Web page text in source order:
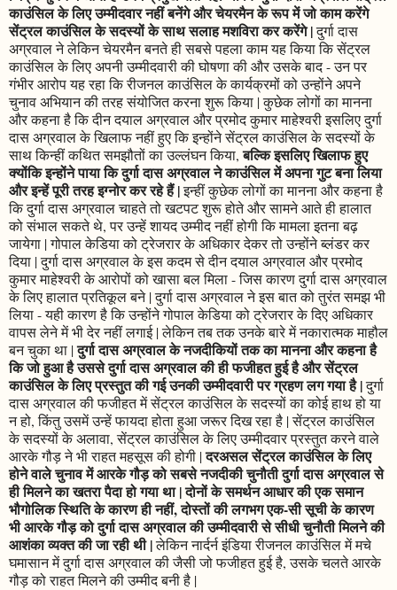
काउंसिल के लिए उम्मीदवार नहीं बनेंगे और चेयरमैन के रूप में जो काम करेंगे
सेंट्रल काउंसिल के सदस्यों के साथ सलाह मशविरा कर करेंगे |दुर्गा दास
अग्रवाल ने लेकिन चेयरमैन बनते ही सबसे पहला काम यह किया कि सेंट्रल
काउंसिल के लिए अपनी उम्मीदवारी की घोषणा की और उसके बाद - उन पर
गंभीर आरोप यह रहा कि रीजनल काउंसिल के कार्यक्रमों को उन्होंने अपने
चुनाव अभियान की तरह संयोजित करना शुरू किया | कुछेक लोगों का मानना
और कहना है कि दीन दयाल अग्रवाल और प्रमोद कुमार माहेश्वरी इसलिए दुर्गा
दास अग्रवाल के खिलाफ नहीं हुए कि इन्होंने सेंट्रल काउंसिल के सदस्यों के
साथ किन्हीं कथित समझौतों का उल्लंघन किया,बल्कि इसलिए खिलाफ हुए
क्योंकि इन्होंने पाया कि दुर्गा दास अग्रवाल ने काउंसिल में अपना गुट बना लिया
और इन्हें पूरी तरह इग्नोर कर रहे हैं |इन्हीं कुछेक लोगों का मानना और कहना है
कि दुर्गा दास अग्रवाल चाहते तो खटपट शुरू होते और सामने आते ही हालात
को संभाल सकते थे, पर उन्हें शायद उम्मीद नहीं होगी कि मामला इतना बढ़
जायेगा | गोपाल केडिया को ट्रेजरार के अधिकार देकर तो उन्होंने ब्लंडर कर
दिया | दुर्गा दास अग्रवाल के इस कदम से दीन दयाल अग्रवाल और प्रमोद
कुमार माहेश्वरी के आरोपों को खासा बल मिला - जिस कारण दुर्गा दास अग्रवाल
के लिए हालात प्रतिकूल बने | दुर्गा दास अग्रवाल ने इस बात को तुरंत समझ भी
लिया - यही कारण है कि उन्होंने गोपाल केडिया को ट्रेजरार के दिए अधिकार
वापस लेने में भी देर नहीं लगाई | लेकिन तब तक उनके बारे में नकारात्मक माहौल
बन चुका था |दुर्गा दास अग्रवाल के नजदीकियों तक का मानना और कहना है
कि जो हुआ है उससे दुर्गा दास अग्रवाल की ही फजीहत हुई है और सेंट्रल
काउंसिल के लिए प्रस्तुत की गई उनकी उम्मीदवारी पर ग्रहण लग गया है |दुर्गा
दास अग्रवाल की फजीहत में सेंट्रल काउंसिल के सदस्यों का कोई हाथ हो या
न हो, किंतु उसमें उन्हें फायदा होता हुआ जरूर दिख रहा है | सेंट्रल काउंसिल
के सदस्यों के अलावा, सेंट्रल काउंसिल के लिए उम्मीदवार प्रस्तुत करने वाले
आरके गौड़ ने भी राहत महसूस की होगी |दरअसल सेंट्रल काउंसिल के लिए
होने वाले चुनाव में आरके गौड़ को सबसे नजदीकी चुनौती दुर्गा दास अग्रवाल से
ही मिलने का खतरा पैदा हो गया था | दोनों के समर्थन आधार की एक समान
भौगोलिक स्थिति के कारण ही नहीं, दोस्तों की लगभग एक-सी सूची के कारण
भी आरके गौड़ को दुर्गा दास अग्रवाल की उम्मीदवारी से सीधी चुनौती मिलने की
आशंका व्यक्त की जा रही थी |लेकिन नार्दर्न इंडिया रीजनल काउंसिल में मचे
घमासान में दुर्गा दास अग्रवाल की जैसी जो फजीहत हुई है, उसके चलते आरके
गौड़ को राहत मिलने की उम्मीद बनी है |